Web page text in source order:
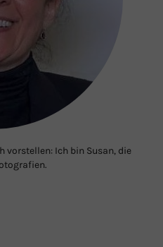
vorstellen: Ich bin Susan, die